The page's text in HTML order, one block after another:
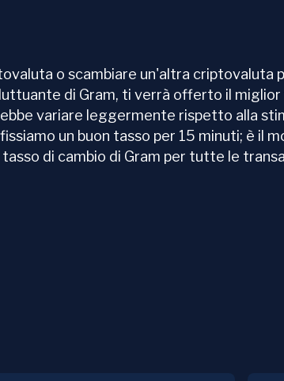
o scambiare un'altra criptovaluta
di Gram, ti verrà offerto il
variare leggermente rispetto alla
un buon tasso per 15 minuti; è il
di cambio di Gram per tutte le